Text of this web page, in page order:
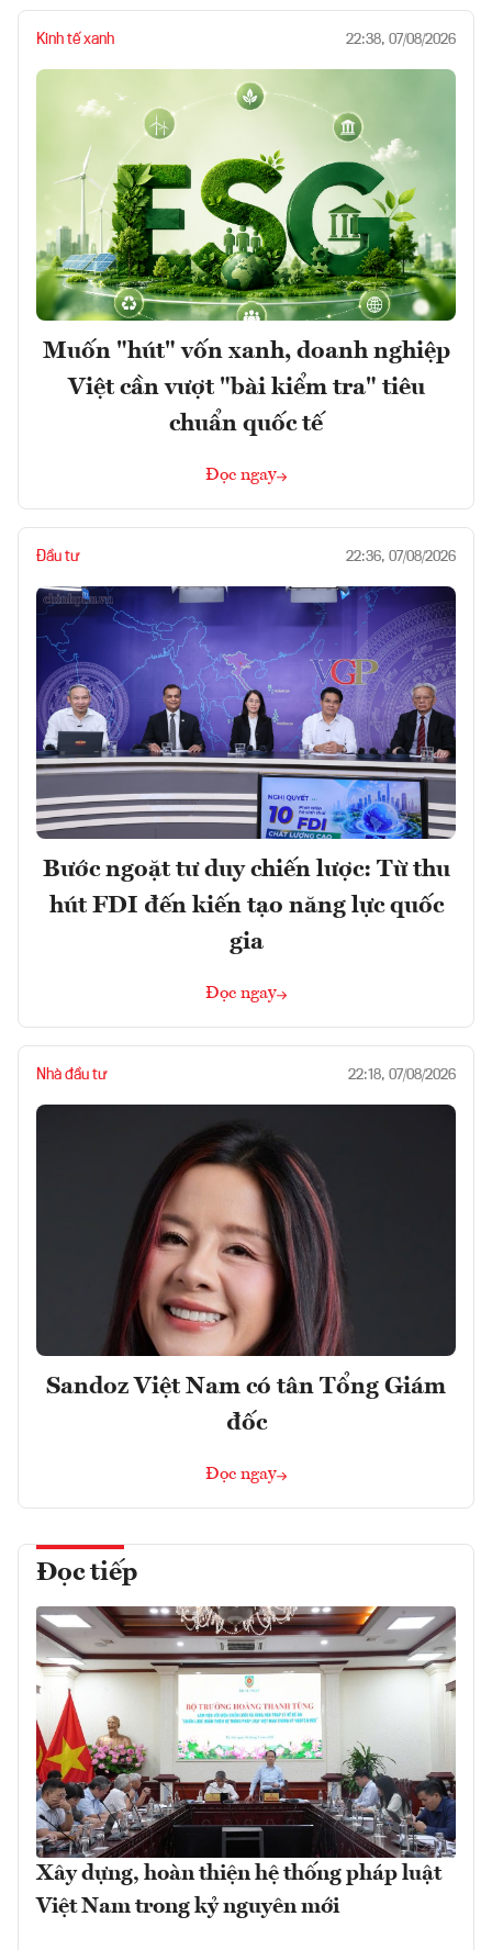
Kinh tế xanh 22:38, 07/08/2026
Muốn "hút" vốn xanh, doanh nghiệp
Việt cần vượt "bài kiểm tra" tiêu
chuẩn quốc tế
Đọc ngay
Đầu tư 22:36, 07/08/2026
Bước ngoặt tư duy chiến lược: Từ thu
hút FDI đến kiến tạo năng lực quốc
gia
Đọc ngay
Nhà đầu tư 22:18, 07/08/2026
Sandoz Việt Nam có tân Tổng Giám
đốc
Đọc ngay
Đọc tiếp
Xây dựng, hoàn thiện hệ thống pháp luật
Việt Nam trong kỷ nguyên mới